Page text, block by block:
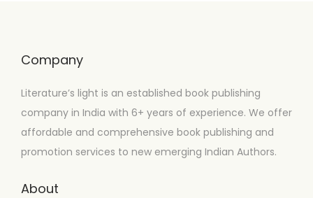
Company
Literature’s light is an established book publishing
company in India with 6+ years of experience. We offer
affordable and comprehensive book publishing and
promotion services to new emerging Indian Authors.
About